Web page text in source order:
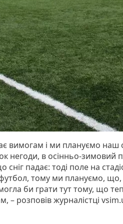
вимогам і ми плануємо наш
негоди, в осінньо-зимовий
сніг падає: тоді поле на
тому ми плануємо,
би грати тут тому, що
– розповів журналістці